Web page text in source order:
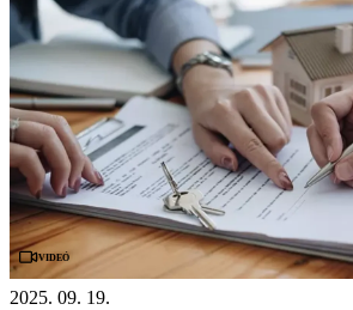
Videó
2025. 09. 19.